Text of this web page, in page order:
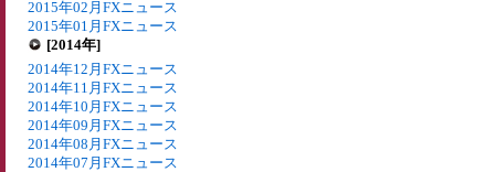
2015年02月FXニュース
2015年01月FXニュース
[2014年]
2014年12月FXニュース
2014年11月FXニュース
2014年10月FXニュース
2014年09月FXニュース
2014年08月FXニュース
2014年07月FXニュース